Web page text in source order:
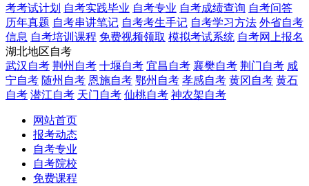
考考试计划 自考实践毕业 自考专业 自考成绩查询 自考问答
历年真题 自考串讲笔记 自考考生手记 自考学习方法 外省自考
信息 自考培训课程 免费视频领取 模拟考试系统 自考网上报名
湖北地区自考
武汉自考 荆州自考 十堰自考 宜昌自考 襄樊自考 荆门自考 咸
宁自考 随州自考 恩施自考 鄂州自考 孝感自考 黄冈自考 黄石
自考 潜江自考 天门自考 仙桃自考 神农架自考
网站首页
报考动态
自考专业
自考院校
免费课程